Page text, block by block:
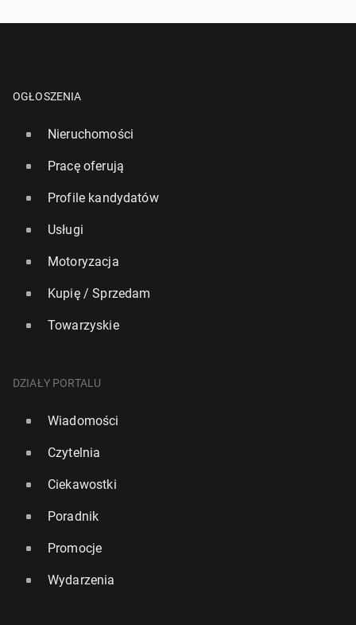
OGŁOSZENIA
Nieruchomości
Pracę oferują
Profile kandydatów
Usługi
Motoryzacja
Kupię / Sprzedam
Towarzyskie
DZIAŁY PORTALU
Wiadomości
Czytelnia
Ciekawostki
Poradnik
Promocje
Wydarzenia